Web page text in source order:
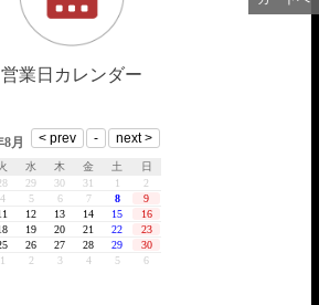
営業日カレンダー